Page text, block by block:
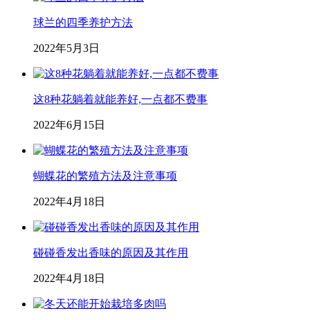
球兰的四季养护方法
2022年5月3日
这8种花躺着就能养好,一点都不费事
2022年6月15日
蝴蝶花的繁殖方法及注意事项
2022年4月18日
碰碰香发出香味的原因及其作用
2022年4月18日